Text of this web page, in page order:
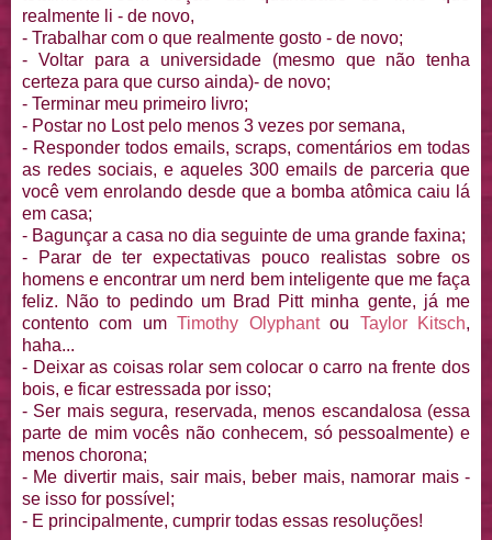
realmente li - de novo,
- Trabalhar com o que realmente gosto - de novo;
- Voltar para a universidade (mesmo que não tenha
certeza para que curso ainda)- de novo;
- Terminar meu primeiro livro;
- Postar no Lost pelo menos 3 vezes por semana,
- Responder todos emails, scraps, comentários em todas
as redes sociais, e aqueles 300 emails de parceria que
você vem enrolando desde que a bomba atômica caiu lá
em casa;
- Bagunçar a casa no dia seguinte de uma grande faxina;
- Parar de ter expectativas pouco realistas sobre os
homens e encontrar um nerd bem inteligente que me faça
feliz. Não to pedindo um Brad Pitt minha gente, já me
contento com umTimothy Olyphantou Taylor Kitsch,
haha...
- Deixar as coisas rolar sem colocar o carro na frente dos
bois, e ficar estressada por isso;
- Ser mais segura, reservada, menos escandalosa (essa
parte de mim vocês não conhecem, só pessoalmente) e
menos chorona;
- Me divertir mais, sair mais, beber mais, namorar mais -
se isso for possível;
- E principalmente, cumprir todas essas resoluções!